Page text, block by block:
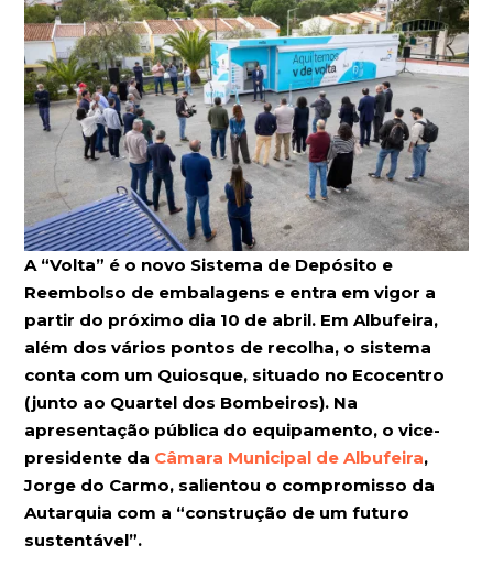
A “Volta” é o novo Sistema de Depósito e
Reembolso de embalagens e entra em vigor a
partir do próximo dia 10 de abril. Em Albufeira,
além dos vários pontos de recolha, o sistema
conta com um Quiosque, situado no Ecocentro
(junto ao Quartel dos Bombeiros). Na
apresentação pública do equipamento, o vice-
presidente da Câmara Municipal de Albufeira,
Jorge do Carmo, salientou o compromisso da
Autarquia com a “construção de um futuro
sustentável”.